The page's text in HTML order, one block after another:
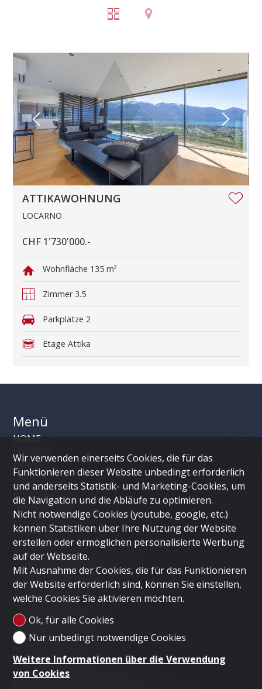
ATTIKAWOHNUNG
LOCARNO
CHF 1'730'000.-
Wohnfläche 135 m²
Zimmer3.5
Parkplätze 2
Etage Attika
Menü
HOME
LUGANO
DUBAI
LONDON
IMMOBILIE VERKAUFEN
Unternehmen
KONTAKT
Kontaktieren Sie uns
LUGANO HOME SAGL
Via Nassa 3b
6900 Lugano
Tel.+41 91 235 58 56
Mob. +41 79 778 10 93
info@luganohome.ch
Bleiben Sie verbunden
Wir verwenden einerseits Cookies, die für das
Funktionieren dieser Website unbedingt erforderlich
und anderseits Statistik- und Marketing-Cookies, um
die Navigation und die Abläufe zu optimieren.
Nicht notwendige Cookies (youtube, google, etc.)
können Statistiken über Ihre Nutzung der Website
erstellen oder ermöglichen personalisierte Werbung
auf der Webseite.
Mit Ausnahme der Cookies, die für das Funktionieren
der Website erforderlich sind, können Sie einstellen,
welche Cookies Sie aktivieren möchten.
Ok, für alle Cookies
Nur unbedingt notwendige Cookies
Weitere Informationen über die Verwendung
von Cookies